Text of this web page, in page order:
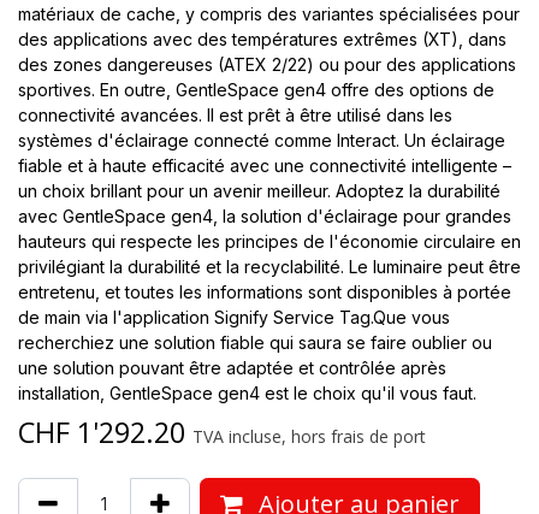
matériaux de cache, y compris des variantes spécialisées pour
des applications avec des températures extrêmes (XT), dans
des zones dangereuses (ATEX 2/22) ou pour des applications
sportives. En outre, GentleSpace gen4 offre des options de
connectivité avancées. Il est prêt à être utilisé dans les
systèmes d'éclairage connecté comme Interact. Un éclairage
fiable et à haute efficacité avec une connectivité intelligente –
un choix brillant pour un avenir meilleur. Adoptez la durabilité
avec GentleSpace gen4, la solution d'éclairage pour grandes
hauteurs qui respecte les principes de l'économie circulaire en
privilégiant la durabilité et la recyclabilité. Le luminaire peut être
entretenu, et toutes les informations sont disponibles à portée
de main via l'application Signify Service Tag.Que vous
recherchiez une solution fiable qui saura se faire oublier ou
une solution pouvant être adaptée et contrôlée après
installation, GentleSpace gen4 est le choix qu'il vous faut.
CHF 1'292.20 TVA incluse, hors frais de port
Ajouter au panier